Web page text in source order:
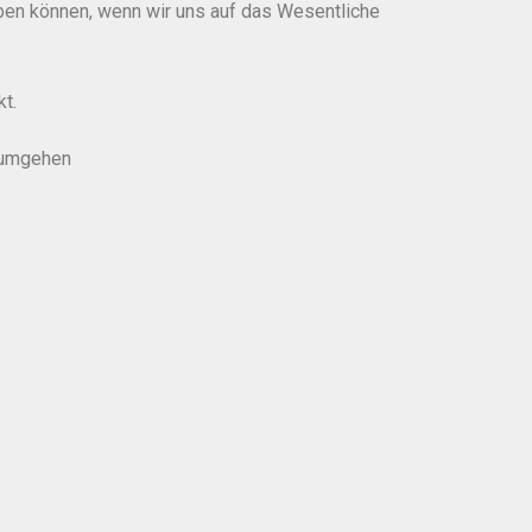
können, wenn wir uns auf das Wesentliche